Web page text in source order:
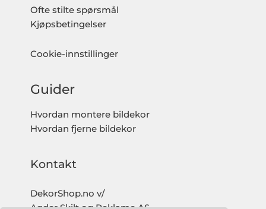
Ofte stilte spørsmål
Kjøpsbetingelser
Cookie-innstillinger
Guider
Hvordan montere bildekor
Hvordan fjerne bildekor
Kontakt
DekorShop.no v/